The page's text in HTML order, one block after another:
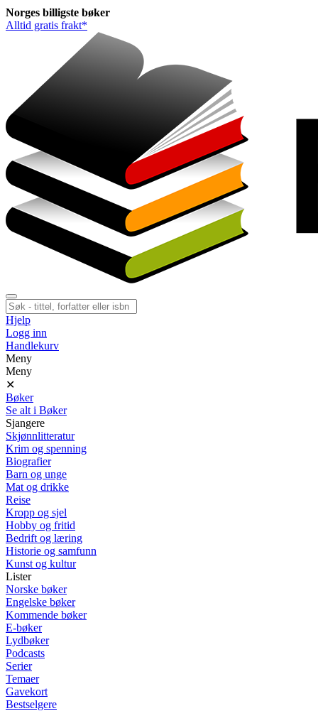
Norges billigste bøker
Alltid gratis frakt*
Hjelp
Logg inn
Handlekurv
Meny
Meny
✕
Bøker
Se alt i Bøker
Sjangere
Skjønnlitteratur
Krim og spenning
Biografier
Barn og unge
Mat og drikke
Reise
Kropp og sjel
Hobby og fritid
Bedrift og læring
Historie og samfunn
Kunst og kultur
Lister
Norske bøker
Engelske bøker
Kommende bøker
E-bøker
Lydbøker
Podcasts
Serier
Temaer
Gavekort
Bestselgere